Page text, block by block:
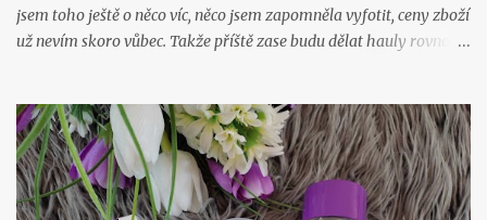
jsem toho ještě o něco víc, něco jsem zapomněla vyfotit, ceny zboží
už nevím skoro vůbec. Takže příště zase budu dělat hauly rovnou